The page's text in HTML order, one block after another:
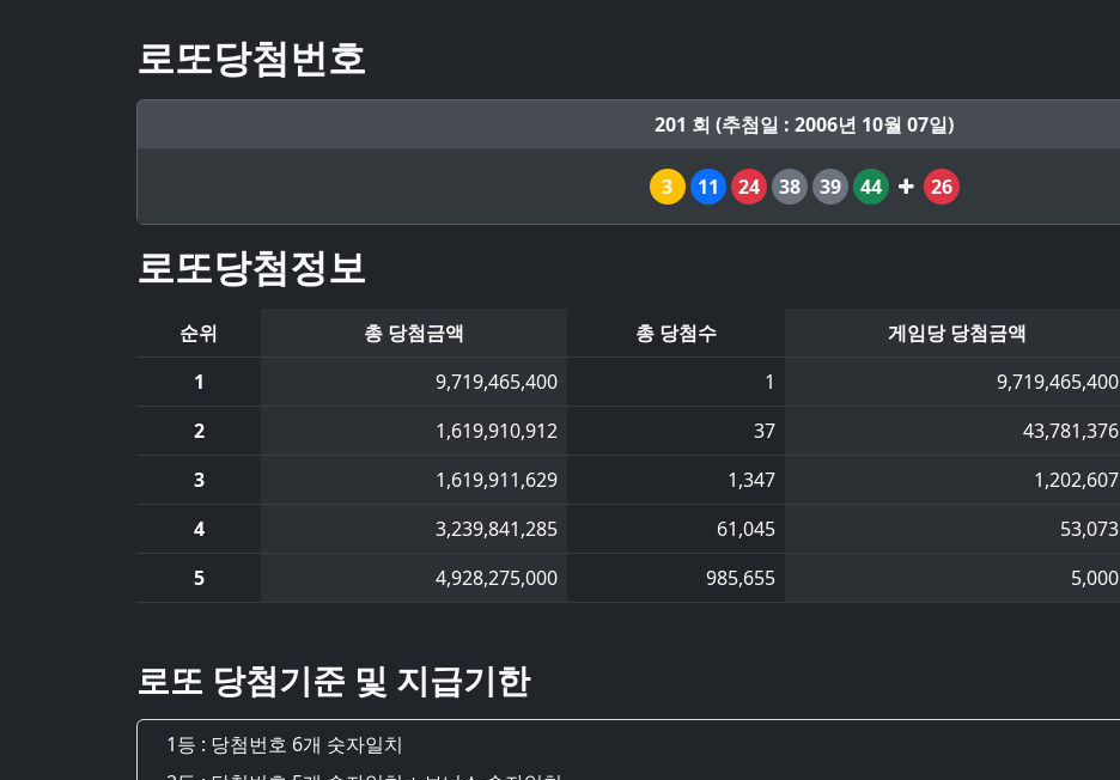
로또당첨번호
201 회 (추첨일 : 2006년 10월 07일)
3 11 24 38 39 44 26
로또당첨정보
순위 총 당첨금액 총 당첨수 게임당 당첨금액
1
9,719,465,400 1 9,719,465,400
2
1,619,910,912 37 43,781,376
3
1,619,911,629 1,347 1,202,607
4
3,239,841,285 61,045 53,073
5
4,928,275,000 985,655 5,000
로또 당첨기준 및 지급기한
1등 : 당첨번호 6개 숫자일치